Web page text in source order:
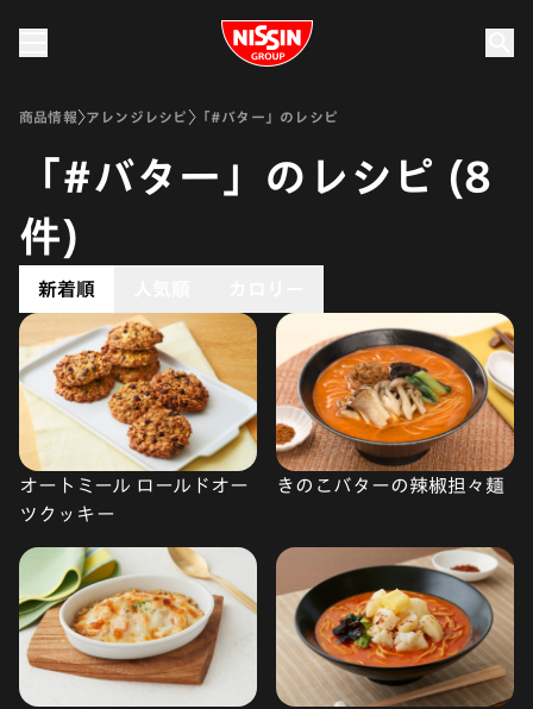
Nissin Group
商品情報 アレンジレシピ 「#バター」のレシピ
「#バター」のレシピ (8
件)
新着順
オートミール ロールドオー
ツクッキー
きのこバターの辣椒担々麺